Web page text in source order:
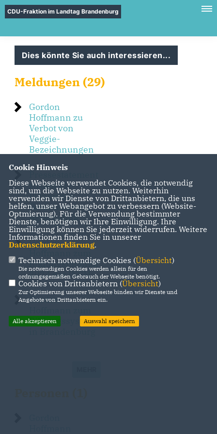
CDU-Fraktion im Landtag Brandenburg
Dies könnte Sie auch interessieren...
Meldungen (29)
Gordon
Hoffmann zu
Verbot von
Veggie-
Bezeichnungen
zu den EU-
Plänen zur
Gemeinsamen
Agrarpolitik
Gordon
Bildungsmonitor
2024 der INSM:
Gordon
Bildungssystem
Cookie Hinweis
Diese Webseite verwendet Cookies, die notwendig
sind, um die Webseite zu nutzen. Weiterhin
verwenden wir Dienste von Drittanbietern, die uns
helfen, unser Webangebot zu verbessern (Website-
Optmierung). Für die Verwendung bestimmter
Dienste, benötigen wir Ihre Einwilligung. Ihre
Einwilligung können Sie jederzeit widerrufen. Weitere
Informationen finden Sie in unserer
Datenschutzerklärung.
Technisch notwendige Cookies (Übersicht)
Die notwendigen Cookies werden allein für den
ordnungsgemäßen Gebrauch der Webseite benötigt.
Cookies von Drittanbietern (Übersicht)
Zur Optimierung unserer Webseite binden wir Dienste und
Angebote von Drittanbietern ein.
Alle akzeptieren Auswahl speichern